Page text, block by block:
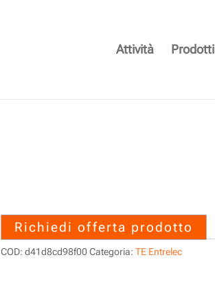
Attività Prodotti
Richiedi offerta prodotto
COD: d41d8cd98f00 Categoria: TE Entrelec